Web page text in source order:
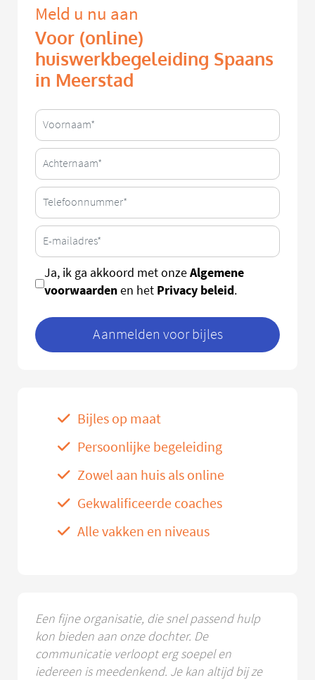
Meld u nu aan
Voor (online)
huiswerkbegeleiding Spaans
in Meerstad
Ja, ik ga akkoord met onzeAlgemene
voorwaardenen het Privacy beleid.
Aanmelden voor bijles
Bijles op maat
Persoonlijke begeleiding
Zowel aan huis als online
Gekwalificeerde coaches
Alle vakken en niveaus
Een fijne organisatie, die snel passend hulp
kon bieden aan onze dochter. De
communicatie verloopt erg soepel en
iedereen is meedenkend. Je kan altijd bij ze